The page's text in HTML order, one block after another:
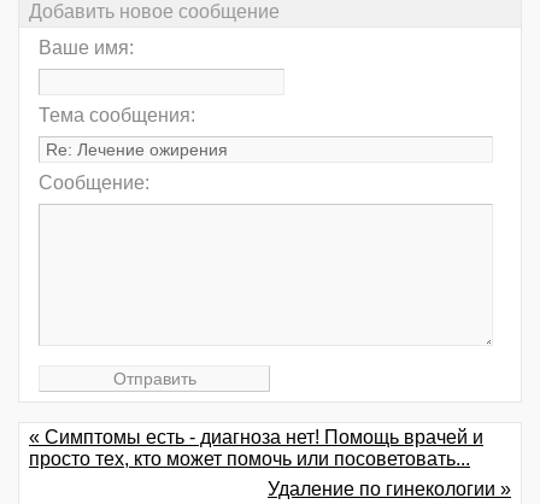
Добавить новое сообщение
Ваше имя:
Тема сообщения:
Сообщение:
« Симптомы есть - диагноза нет! Помощь врачей и
просто тех, кто может помочь или посоветовать...
Удаление по гинекологии »